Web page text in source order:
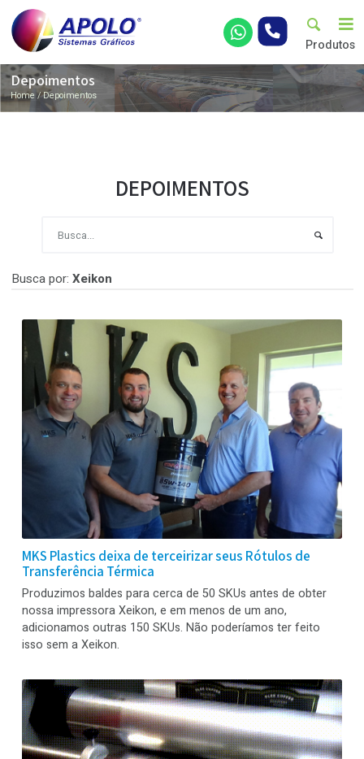
Depoimentos
Home Depoimentos
MKS Plastics deixa de terceirizar seus Rótulos de
Transferência Térmica
nossa impressora Xeikon, e em menos de um ano,
adicionamos outras 150 SKUs. Não poderíamos ter feito
isso sem a Xeikon.